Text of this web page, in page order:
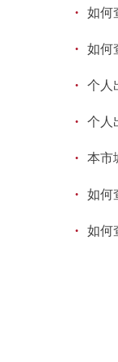
· 如何
· 如何
· 个人
· 个人
· 本市
· 如何
· 如何